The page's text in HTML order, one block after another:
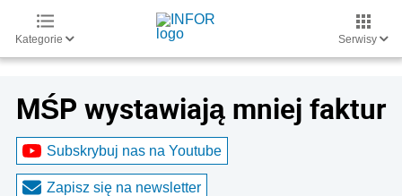
Kategorie Serwisy
MŚP wystawiają mniej faktur
Subskrybuj nas na Youtube
Zapisz się na newsletter